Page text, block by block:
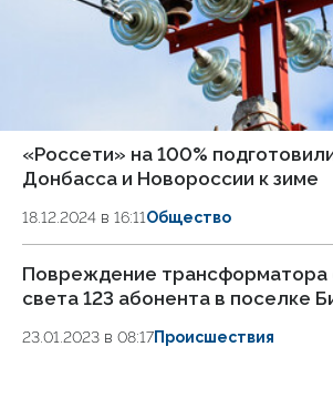
«Россети» на 100%
Донбасса и Новороссии к зиме
18.12.2024 в 16:11Общество
Повреждение трансформатора
света 123 абонента в поселке
23.01.2023 в 08:17Происшествия